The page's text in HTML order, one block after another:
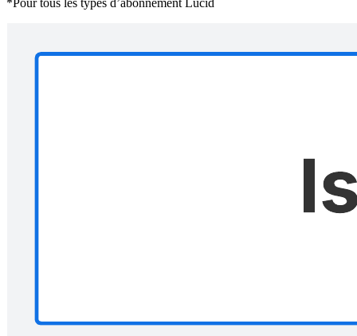
*Pour tous les types d’abonnement Lucid